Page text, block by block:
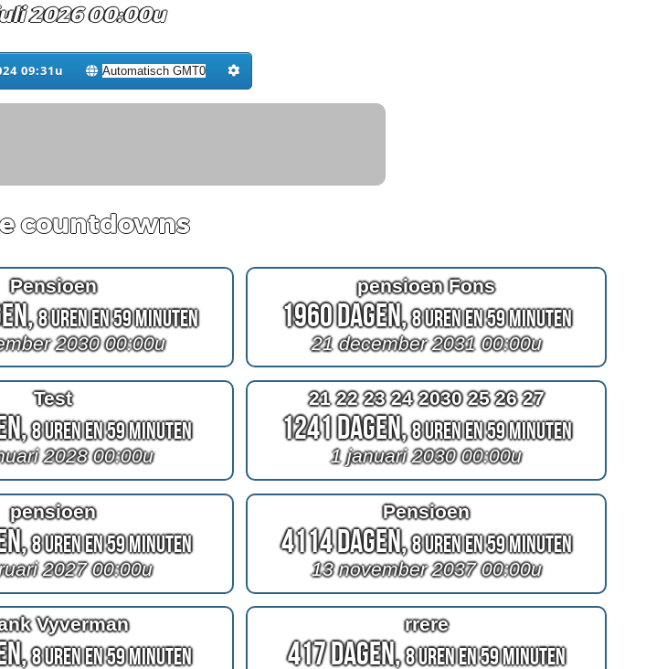
2026 00:00u
09:31u
countdowns
Pensioen
8 Uren en 59 Minuten
2030 00:00u
pensioen Fons
1960 Dagen,8 Uren en 59 Minuten
21 december 2031 00:00u
Test
8 Uren en 59 Minuten
2028 00:00u
21 22 23 24 2030 25 26 27
1241 Dagen,8 Uren en 59 Minuten
1 januari 2030 00:00u
pensioen
8 Uren en 59 Minuten
2027 00:00u
Pensioen
4114 Dagen,8 Uren en 59 Minuten
13 november 2037 00:00u
Vyverman
8 Uren en 59 Minuten
rrere
417 Dagen,8 Uren en 59 Minuten